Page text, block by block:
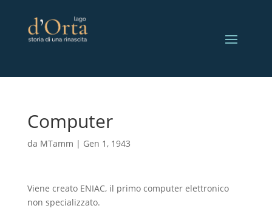
Computer
da MTamm | Gen 1, 1943
Viene creato ENIAC, il primo computer elettronico
non specializzato.